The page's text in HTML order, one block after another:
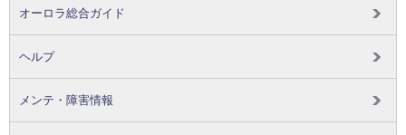
オーロラ総合ガイド
ヘルプ
メンテ・障害情報